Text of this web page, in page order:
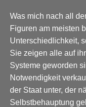
Was mich nach all
Figuren am meisten
Unterschiedlichkeit,
Sie zeigen alle auf
Systeme geworden
Notwendigkeit
der Staat unter, der
Selbstbehauptung